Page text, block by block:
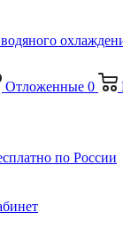
Отложенные 0
по России